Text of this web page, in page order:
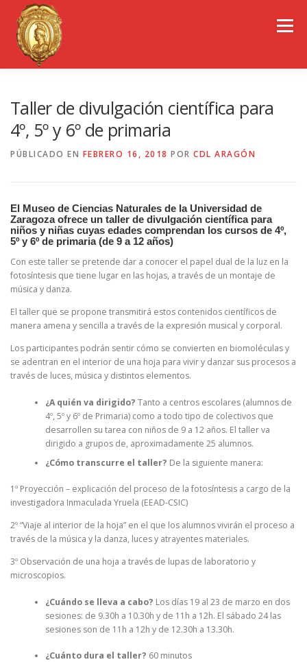
contenido
Menú
REVISTA CDL-ARAGÓN
Taller de divulgación científica para
4º, 5º y 6º de primaria
PÚBLICADO EN FEBRERO 16, 2018 POR CDL ARAGÓN
El Museo de Ciencias Naturales de la Universidad de
Zaragoza ofrece un taller de divulgación científica para
niños y niñas cuyas edades comprendan los cursos de 4º,
5º y 6º de primaria (de 9 a 12 años)
Con este taller se pretende dar a conocer el papel dual de la luz en la
fotosíntesis que tiene lugar en las hojas, a través de un montaje de
música y danza.
El taller que se propone transmitirá estos contenidos científicos de
manera amena y sencilla a través de la expresión musical y corporal.
Los participantes podrán sentir cómo se convierten en biomoléculas y
se adentran en el interior de una hoja para vivir y danzar sus procesos a
través de luces, música y distintos elementos.
¿A quién va dirigido? Tanto a centros escolares (alumnos de
4º, 5º y 6º de Primaria) como a todo tipo de colectivos que
desarrollen su tarea con niños de 9 a 12 años. El taller va
dirigido a grupos de, aproximadamente 25 alumnos.
¿Cómo transcurre el taller? De la siguiente manera:
1º Proyección – explicación del proceso de la fotosíntesis a cargo de la
investigadora Inmaculada Yruela (EEAD-CSIC)
2º “Viaje al interior de la hoja” en el que los alumnos vivirán el proceso a
través de la música y la danza, luces y atrayentes materiales.
3º Observación de una hoja a través de lupas de laboratorio y
microscopios.
¿Cuándo se lleva a cabo? Los días 19 al 23 de marzo en dos
sesiones: de 9.30h a 10.30h y de 11h a 12h. El sábado 24 las
sesiones son de 11h a 12h y de 12.30h a 13.30h.
¿Cuánto dura el taller? 60 minutos